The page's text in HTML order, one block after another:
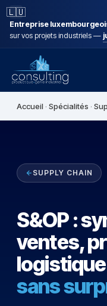
🇱🇺
Entreprise
sur vos projets industriels —
Accueil · Spécialités ·
SUPPLY CHAIN
S&OP :
ventes,
logistique
sans